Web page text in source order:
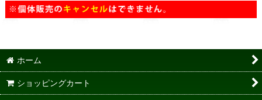
ホーム
ショッピングカート